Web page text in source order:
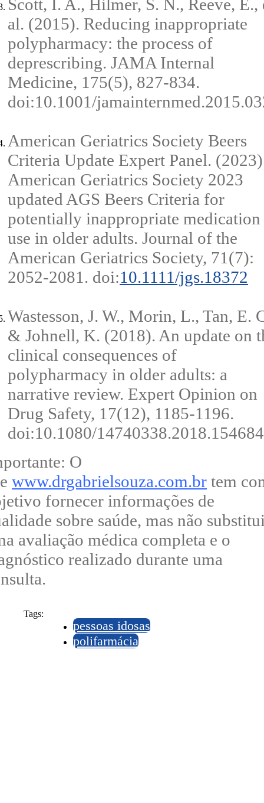
Scott, I. A., Hilmer, S. N., Reeve, E.,
al. (2015). Reducing inappropriate
polypharmacy: the process of
deprescribing. JAMA Internal
Medicine, 175(5), 827-834.
doi:10.1001/
American Geriatrics Society Beers
Criteria Update Expert Panel.
American Geriatrics Society 2023
updated AGS Beers Criteria for
potentially inappropriate medication
use in older adults. Journal of the
American Geriatrics Society, 71(7):
2052-2081. doi:10.1111/jgs.18372
Wastesson, J. W., Morin, L., Tan, E.
& Johnell, K. (2018). An update on
clinical consequences of
polypharmacy in older adults: a
narrative review. Expert Opinion on
Drug Safety, 17(12), 1185-1196.
doi:10.1080/
O
www.drgabrielsouza.com.br tem
fornecer informações de
sobre saúde, mas não
avaliação médica completa e o
realizado durante uma
Tags:
pessoas idosas
polifarmácia